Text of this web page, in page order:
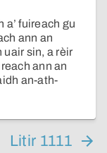
a’ fuireach gu
ann an
sin, a rèir
ann an
an-ath-
Litir 1111